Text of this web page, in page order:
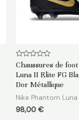
Note
0
sur
5
Chaussures de
Luna II Elite FG
Dor Métallique
Nike Phantom Luna
98,00 €